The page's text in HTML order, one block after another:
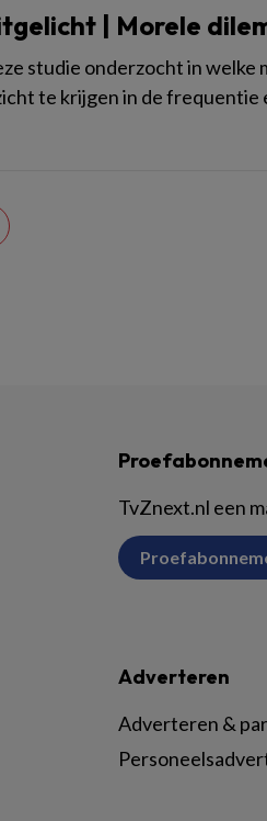
| Morele
studie onderzocht in welke
te krijgen in de frequentie
TvZnext.nl een
Adverteren
Adverteren &